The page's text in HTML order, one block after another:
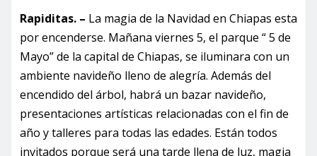
Rapiditas. – La magia de la Navidad en Chiapas esta
por encenderse. Mañana viernes 5, el parque “ 5 de
Mayo” de la capital de Chiapas, se iluminara con un
ambiente navideño lleno de alegría. Además del
encendido del árbol, habrá un bazar navideño,
presentaciones artísticas relacionadas con el fin de
año y talleres para todas las edades. Están todos
invitados porque será una tarde llena de luz, magia